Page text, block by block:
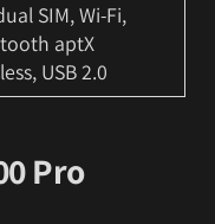
SIM, Wi-Fi,
aptX
USB 2.0
Pro